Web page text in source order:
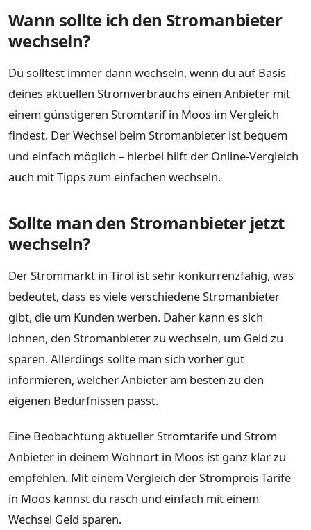
Wann sollte ich den Stromanbieter
wechseln?
Du solltest immer dann wechseln, wenn du auf Basis
deines aktuellen Stromverbrauchs einen Anbieter mit
einem günstigeren Stromtarif in Moos im Vergleich
findest. Der Wechsel beim Stromanbieter ist bequem
und einfach möglich – hierbei hilft der Online-Vergleich
auch mit Tipps zum einfachen wechseln.
Sollte man den Stromanbieter jetzt
wechseln?
Der Strommarkt in Tirol ist sehr konkurrenzfähig, was
bedeutet, dass es viele verschiedene Stromanbieter
gibt, die um Kunden werben. Daher kann es sich
lohnen, den Stromanbieter zu wechseln, um Geld zu
sparen. Allerdings sollte man sich vorher gut
informieren, welcher Anbieter am besten zu den
eigenen Bedürfnissen passt.
Eine Beobachtung aktueller Stromtarife und Strom
Anbieter in deinem Wohnort in Moos ist ganz klar zu
empfehlen. Mit einem Vergleich der Strompreis Tarife
in Moos kannst du rasch und einfach mit einem
Wechsel Geld sparen.